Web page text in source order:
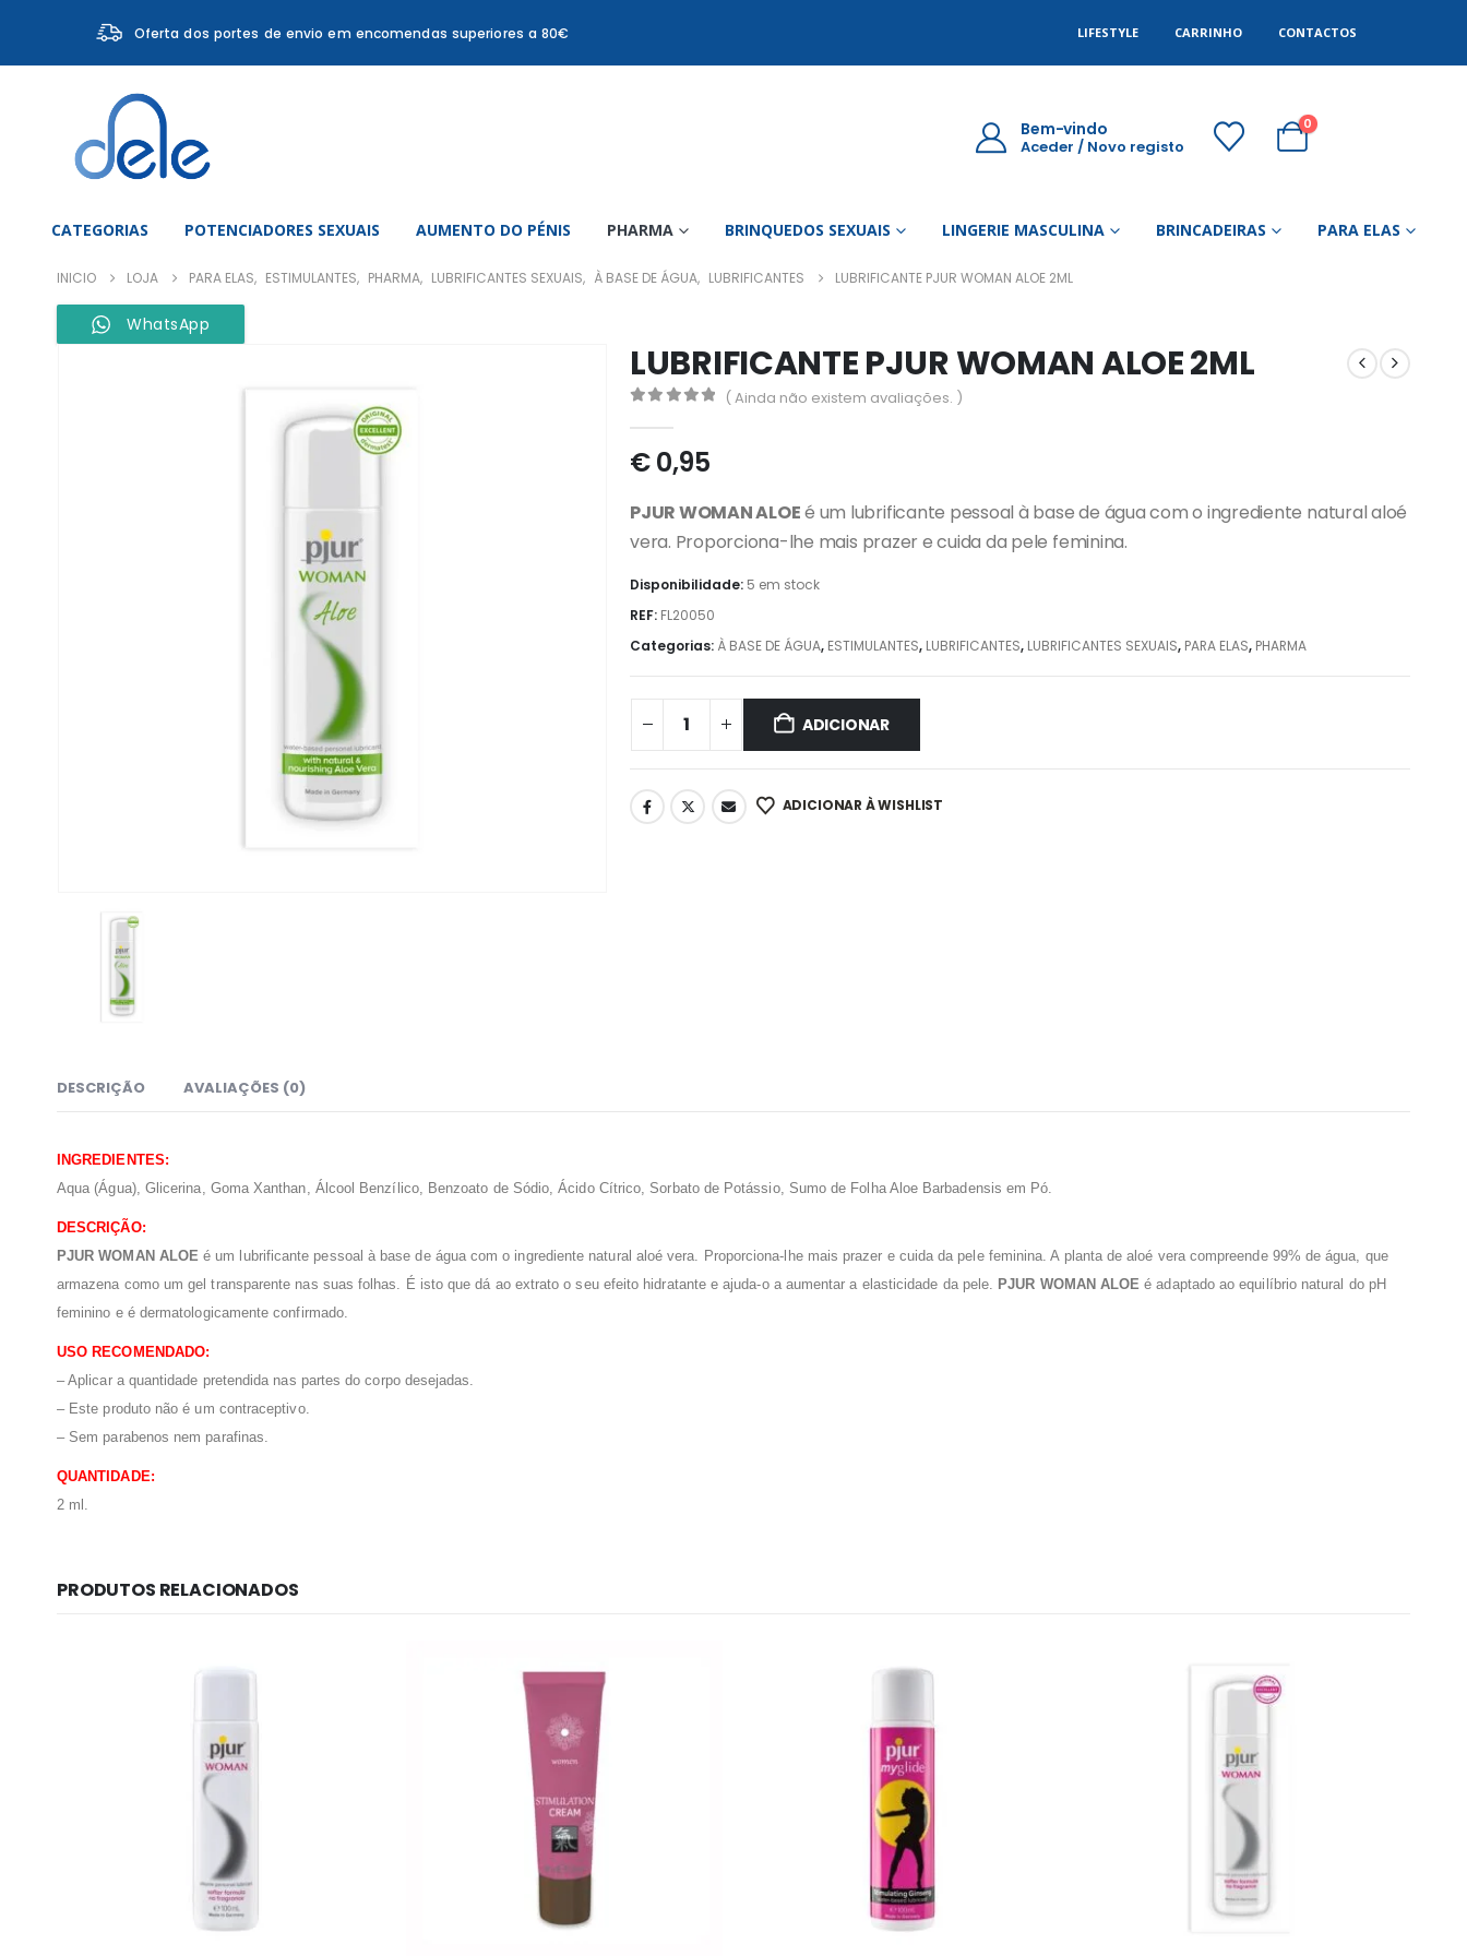
Oferta dos portes de envio em encomendas superiores a 80€ LIFESTYLE CARRINHO CONTACTOS
Bem-vindo
Aceder / Novo registo
0
CATEGORIAS POTENCIADORES SEXUAIS AUMENTO DO PÉNIS PHARMA BRINQUEDOS SEXUAIS LINGERIE MASCULINA BRINCADEIRAS PARA ELAS
INICIO LOJA PARA ELAS, ESTIMULANTES, PHARMA, LUBRIFICANTES SEXUAIS, À BASE DE ÁGUA, LUBRIFICANTES LUBRIFICANTE PJUR WOMAN ALOE 2ML
WhatsApp
LUBRIFICANTE PJUR WOMAN ALOE 2ML
( Ainda não existem avaliações. )
€0,95
PJUR WOMAN ALOEé um lubrificante pessoal à base de água com o ingrediente natural aloé
vera. Proporciona-lhe mais prazer e cuida da pele feminina.
Disponibilidade: 5 em stock
REF: FL20050
Categorias: À BASE DE ÁGUA, ESTIMULANTES, LUBRIFICANTES, LUBRIFICANTES SEXUAIS, PARA ELAS, PHARMA
ADICIONAR
ADICIONAR À WISHLIST
DESCRIÇÃO AVALIAÇÕES (0)
INGREDIENTES:
Aqua (Água), Glicerina, Goma Xanthan, Álcool Benzílico, Benzoato de Sódio, Ácido Cítrico, Sorbato de Potássio, Sumo de Folha Aloe Barbadensis em Pó.
DESCRIÇÃO:
PJUR WOMAN ALOE é um lubrificante pessoal à base de água com o ingrediente natural aloé vera. Proporciona-lhe mais prazer e cuida da pele feminina. A planta de aloé vera compreende 99% de água, que
armazena como um gel transparente nas suas folhas. É isto que dá ao extrato o seu efeito hidratante e ajuda-o a aumentar a elasticidade da pele. PJUR WOMAN ALOE é adaptado ao equilíbrio natural do pH
feminino e é dermatologicamente confirmado.
USO RECOMENDADO:
– Aplicar a quantidade pretendida nas partes do corpo desejadas.
– Este produto não é um contraceptivo.
– Sem parabenos nem parafinas.
QUANTIDADE:
2 ml.
PRODUTOS RELACIONADOS
Apoio ao cliente
Contactos
Redes Sociais